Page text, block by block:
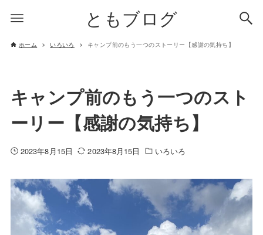
ともブログ
ホーム いろいろ キャンプ前のもう一つのストーリー【感謝の気持ち】
キャンプ前のもう一つのスト
ーリー【感謝の気持ち】
2023年8月15日 2023年8月15日 いろいろ